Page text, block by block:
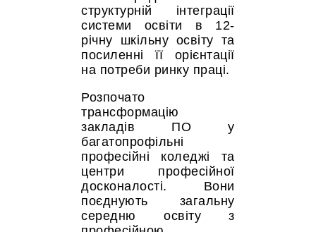
структурній інтеграції
системи освіти в 12-
річну шкільну освіту та
посиленні її орієнтації
на потреби ринку праці.
Розпочато
трансформацію
закладів ПО у
багатопрофільні
професійні коледжі та
центри професійної
досконалості. Вони
поєднують загальну
середню освіту з